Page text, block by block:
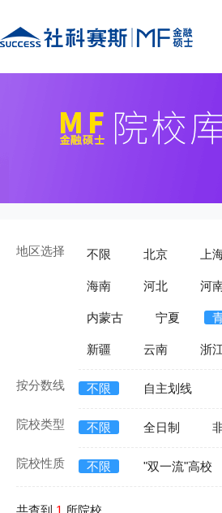
地区选择 不限 北京 上
海南 河北 河
内蒙古 宁夏
新疆 云南 浙
按分数线 不限 自主划线
院校类型 不限 全日制
院校性质 不限 "双一流"高校
共查到 1 所院校